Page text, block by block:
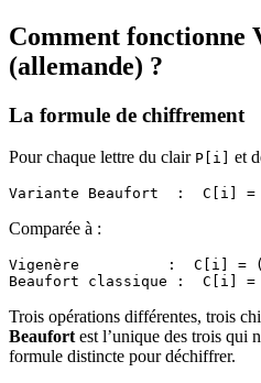
Comment fonctionne
(allemande) ?
La formule de chiffrement
Pour chaque lettre du clair P[i] et
Variante Beaufort  :  C[i]
Comparée à :
Vigenère          :  C[i] =
Beaufort classique :  C[i]
Trois opérations différentes, trois
Beaufort est l’unique des trois qui
formule distincte pour déchiffrer.